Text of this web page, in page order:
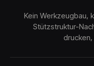
Kein Werkzeugbau,
Stützstruktur-